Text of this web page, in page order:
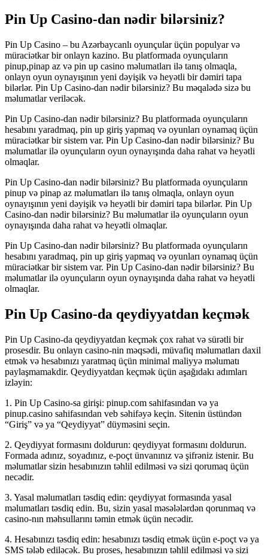
Pin Up Casino-dan nədir bilərsiniz?
Pin Up Casino – bu Azərbaycanlı oyunçular üçün populyar və
müraciətkar bir onlayn kazino. Bu platformada oyunçuların
pinup,pinap az və pin up casino məlumatları ilə tanış olmaqla,
onlayn oyun oynayışının yeni dəyişik və heyətli bir dəmiri tapa
bilərlər. Pin Up Casino-dan nədir bilərsiniz? Bu məqalədə sizə bu
məlumatlar veriləcək.
Pin Up Casino-dan nədir bilərsiniz? Bu platformada oyunçuların
hesabını yaradmaq, pin up giriş yapmaq və oyunları oynamaq üçün
müraciətkar bir sistem var. Pin Up Casino-dan nədir bilərsiniz? Bu
məlumatlar ilə oyunçuların oyun oynayışında daha rahat və heyətli
olmaqlar.
Pin Up Casino-dan nədir bilərsiniz? Bu platformada oyunçuların
pinup və pinap az məlumatları ilə tanış olmaqla, onlayn oyun
oynayışının yeni dəyişik və heyətli bir dəmiri tapa bilərlər. Pin Up
Casino-dan nədir bilərsiniz? Bu məlumatlar ilə oyunçuların oyun
oynayışında daha rahat və heyətli olmaqlar.
Pin Up Casino-dan nədir bilərsiniz? Bu platformada oyunçuların
hesabını yaradmaq, pin up giriş yapmaq və oyunları oynamaq üçün
müraciətkar bir sistem var. Pin Up Casino-dan nədir bilərsiniz? Bu
məlumatlar ilə oyunçuların oyun oynayışında daha rahat və heyətli
olmaqlar.
Pin Up Casino-da qeydiyyatdan keçmək
Pin Up Casino-da qeydiyyatdan keçmək çox rahat və sürətli bir
prosesdir. Bu onlayn casino-nin məqsədi, müvafiq məlumatları daxil
etmək və hesabınızı yaratmaq üçün minimal maliyyə məlumatı
paylaşmamakdir. Qeydiyyatdan keçmək üçün aşağıdakı adımları
izləyin:
1. Pin Up Casino-sa girişi: pinup.com sahifasından və ya
pinup.casino sahifasından veb səhifəyə keçin. Sitenin üstündən
“Giriş” və ya “Qeydiyyat” düyməsini seçin.
2. Qeydiyyat formasını doldurun: qeydiyyat formasını doldurun.
Formada adınız, soyadınız, e-poçt ünvanınız və şifrəniz istenir. Bu
məlumatlar sizin hesabınızın təhlil edilməsi və sizi qorumaq üçün
necədir.
3. Yasal məlumatları təsdiq edin: qeydiyyat formasında yasal
məlumatları təsdiq edin. Bu, sizin yasal məsələlərdən qorunmaq və
casino-nın məhsullarını təmin etmək üçün necədir.
4. Hesabınızı təsdiq edin: hesabınızı təsdiq etmək üçün e-poçt və ya
SMS tələb ediləcək. Bu proses, hesabınızın təhlil edilməsi və sizi